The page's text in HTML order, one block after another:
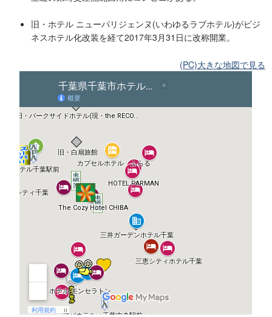
旧・ホテル ニューパリジェンヌ(いわゆるラブホテル)がビジ
ネスホテル化改装を経て2017年3月31日に改称開業。
(PC)大きな地図で見る